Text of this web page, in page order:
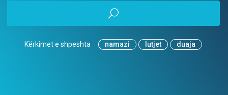
Kërkimet e shpeshta namazi lutjet duaja